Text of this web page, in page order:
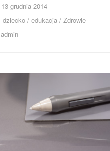
13 grudnia 2014
dziecko / edukacja / Zdrowie
admin